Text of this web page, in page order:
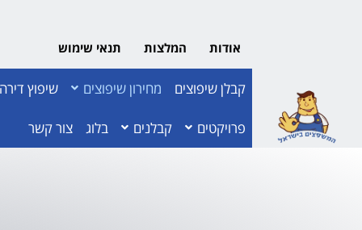
אודות המלצות תנאי שימוש
קבלן שיפוצים מחירון שיפוצים שיפוץ דירה
פרויקטים קבלנים בלוג צור קשר